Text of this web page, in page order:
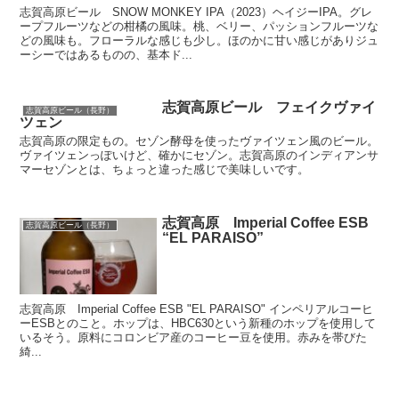
志賀高原ビール SNOW MONKEY IPA（2023）ヘイジーIPA。グレ
ープフルーツなどの柑橘の風味。桃、ベリー、パッションフルーツな
どの風味も。フローラルな感じも少し。ほのかに甘い感じがありジュ
ーシーではあるものの、基本ド...
志賀高原ビール（長野）
志賀高原ビール フェイクヴァイ
ツェン
志賀高原の限定もの。セゾン酵母を使ったヴァイツェン風のビール。
ヴァイツェンっぽいけど、確かにセゾン。志賀高原のインディアンサ
マーセゾンとは、ちょっと違った感じで美味しいです。
志賀高原ビール（長野）
志賀高原 Imperial Coffee ESB
“EL PARAISO”
志賀高原 Imperial Coffee ESB "EL PARAISO" インペリアルコーヒ
ーESBとのこと。ホップは、HBC630という新種のホップを使用して
いるそう。原料にコロンビア産のコーヒー豆を使用。赤みを帯びた
綺...